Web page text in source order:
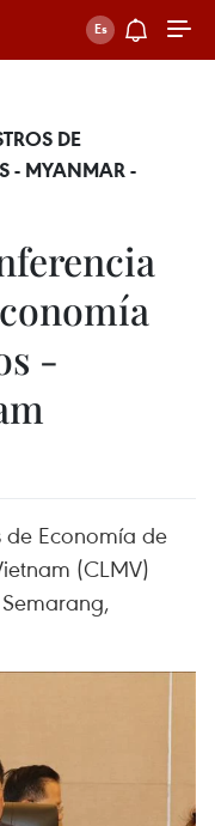
DE
- MYANMAR -
-
de Economía de
(CLMV)